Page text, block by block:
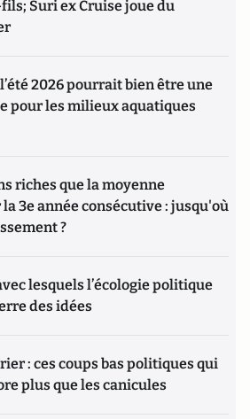
Suri ex Cruise joue du
2026 pourrait bien être une
pour les milieux aquatiques
riches que la moyenne
3e année consécutive : jusqu'où
?
lesquels l’écologie politique
des idées
: ces coups bas politiques qui
plus que les canicules